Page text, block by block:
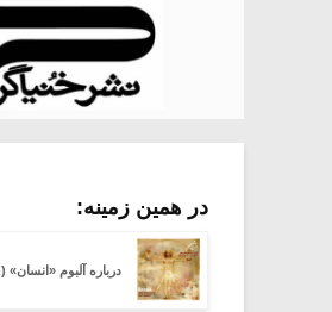
در همین زمینه:
درباره آلبوم «انسان» (۱)